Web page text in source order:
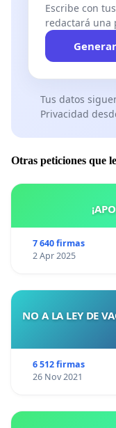
Escribe con
redactará una
Tus datos
Privacidad
Otras peticiones que
7 640 firmas
2 Apr 2025
NO A LA LEY DE
6 512 firmas
26 Nov 2021